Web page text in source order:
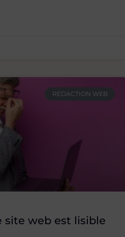
RÉDACTION WEB
site web est lisible